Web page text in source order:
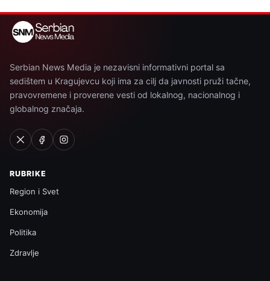
Serbian News Media je nezavisni informativni portal sa
sedištem u Kragujevcu koji ima za cilj da javnosti pruži tačne,
pravovremene i proverene vesti od lokalnog, nacionalnog i
globalnog značaja.
RUBRIKE
Region i Svet
Ekonomija
Politika
Zdravlje